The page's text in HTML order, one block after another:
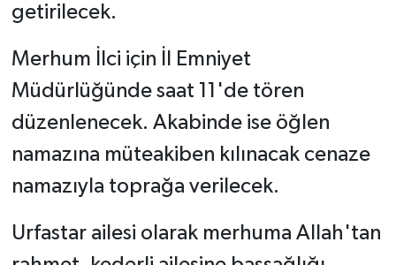
getirilecek.
Merhum İlci için İl Emniyet
Müdürlüğünde saat 11'de tören
düzenlenecek. Akabinde ise öğlen
namazına müteakiben kılınacak cenaze
namazıyla toprağa verilecek.
Urfastar ailesi olarak merhuma Allah'tan